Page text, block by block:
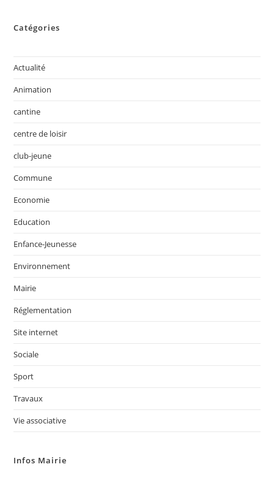
Catégories
Actualité
Animation
cantine
centre de loisir
club-jeune
Commune
Economie
Education
Enfance-Jeunesse
Environnement
Mairie
Réglementation
Site internet
Sociale
Sport
Travaux
Vie associative
Infos Mairie